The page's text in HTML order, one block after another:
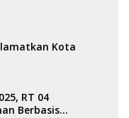
Kota
RT 04
Berbasis